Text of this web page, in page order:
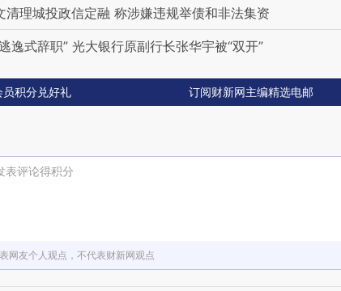
清理城投政信定融 称涉嫌违规举债和非法集资
逸式辞职” 光大银行原副行长张华宇被“双开”
员积分兑好礼 订阅财新网主编精选电邮
表评论得积分
网友个人观点，不代表财新网观点